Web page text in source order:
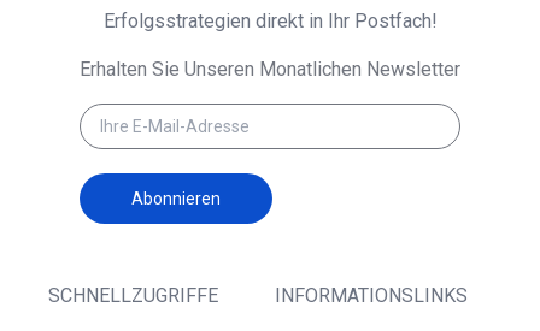
SCHNELLZUGRIFFE INFORMATIONSLINKS
Erfolgsstrategien direkt in Ihr Postfach!
Erhalten Sie Unseren Monatlichen Newsletter
Abonnieren